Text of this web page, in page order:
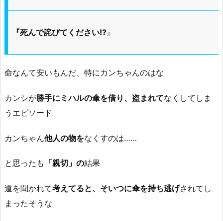
『死んで詫びてください!?』
命なんて安いもんだ、特にカンちゃんのはな
カンシが勝手にミハルの傘を借り、盗まれてなくしてしま
うエピソード
カンちゃん他人の物をなくすのは……
と思ったも 「親切」の結果
道を聞かれて考えてると、そいつに傘を持ち逃げされてし
まったそうな